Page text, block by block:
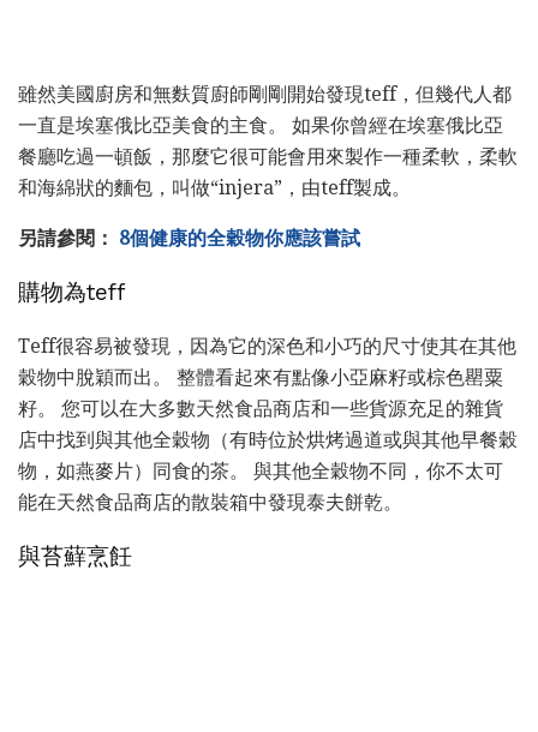
雖然美國廚房和無麩質廚師剛剛開始發現teff，但幾代人都
一直是埃塞俄比亞美食的主食。 如果你曾經在埃塞俄比亞
餐廳吃過一頓飯，那麼它很可能會用來製作一種柔軟，柔軟
和海綿狀的麵包，叫做“injera”，由teff製成。
另請參閱： 8個健康的全穀物你應該嘗試
購物為teff
Teff很容易被發現，因為它的深色和小巧的尺寸使其在其他
穀物中脫穎而出。 整體看起來有點像小亞麻籽或棕色罌粟
籽。 您可以在大多數天然食品商店和一些貨源充足的雜貨
店中找到與其他全穀物（有時位於烘烤過道或與其他早餐穀
物，如燕麥片）同食的茶。 與其他全穀物不同，你不太可
能在天然食品商店的散裝箱中發現泰夫餅乾。
與苔蘚烹飪